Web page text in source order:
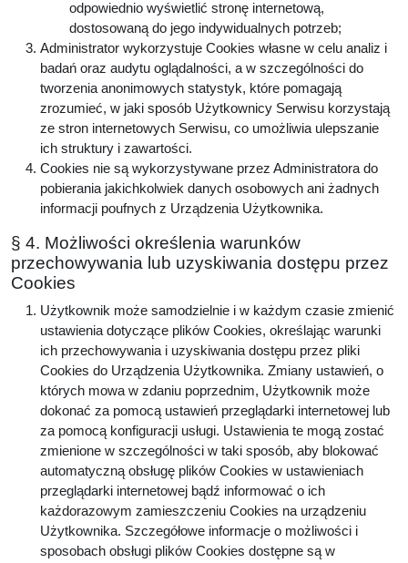
odpowiednio wyświetlić stronę internetową,
dostosowaną do jego indywidualnych potrzeb;
Administrator wykorzystuje Cookies własne w celu analiz i
badań oraz audytu oglądalności, a w szczególności do
tworzenia anonimowych statystyk, które pomagają
zrozumieć, w jaki sposób Użytkownicy Serwisu korzystają
ze stron internetowych Serwisu, co umożliwia ulepszanie
ich struktury i zawartości.
Cookies nie są wykorzystywane przez Administratora do
pobierania jakichkolwiek danych osobowych ani żadnych
informacji poufnych z Urządzenia Użytkownika.
§ 4. Możliwości określenia warunków
przechowywania lub uzyskiwania dostępu przez
Cookies
Użytkownik może samodzielnie i w każdym czasie zmienić
ustawienia dotyczące plików Cookies, określając warunki
ich przechowywania i uzyskiwania dostępu przez pliki
Cookies do Urządzenia Użytkownika. Zmiany ustawień, o
których mowa w zdaniu poprzednim, Użytkownik może
dokonać za pomocą ustawień przeglądarki internetowej lub
za pomocą konfiguracji usługi. Ustawienia te mogą zostać
zmienione w szczególności w taki sposób, aby blokować
automatyczną obsługę plików Cookies w ustawieniach
przeglądarki internetowej bądź informować o ich
każdorazowym zamieszczeniu Cookies na urządzeniu
Użytkownika. Szczegółowe informacje o możliwości i
sposobach obsługi plików Cookies dostępne są w